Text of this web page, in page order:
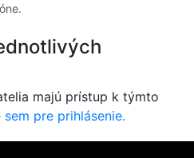
majú prístup k týmto
sem pre prihlásenie.